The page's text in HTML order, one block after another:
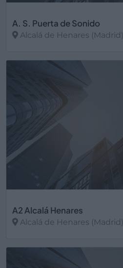
A. S. Puerta de Sonido
Alcalá de Henares (Madrid)
A2 Alcalá Henares
Alcalá de Henares (Madrid)